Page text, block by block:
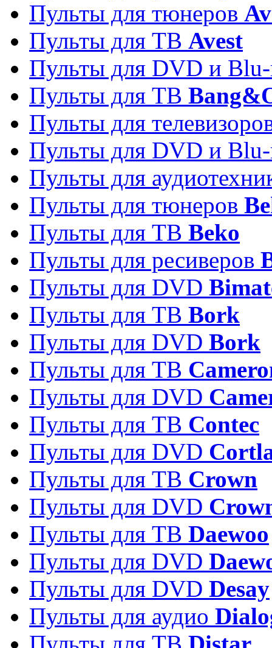
Пульты для тюнеров
Пульты для ТВ Avest
Пульты для DVD и
Пульты для ТВ
Пульты для
Пульты для DVD и
Пульты для
Пульты для тюнеров
Пульты для ТВ Beko
Пульты для ресиверов
Пульты для DVD
Пульты для ТВ Bork
Пульты для DVD Bork
Пульты для ТВ
Пульты для DVD
Пульты для ТВ Contec
Пульты для DVD
Пульты для ТВ Crown
Пульты для DVD
Пульты для ТВ Daewoo
Пульты для DVD
Пульты для DVD Desay
Пульты для аудио